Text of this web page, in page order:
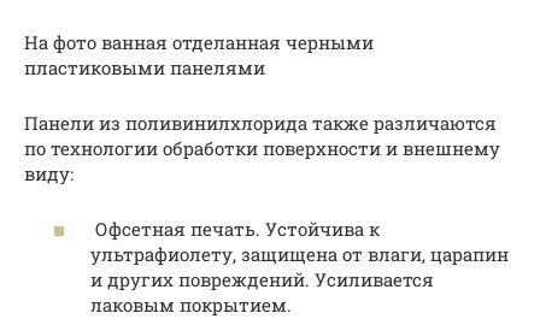
На фото ванная отделанная черными
пластиковыми панелями
Панели из поливинилхлорида также различаются
по технологии обработки поверхности и внешнему
виду:
Офсетная печать. Устойчива к
ультрафиолету, защищена от влаги, царапин
и других повреждений. Усиливается
лаковым покрытием.